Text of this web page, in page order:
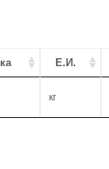
Е.И.
кг